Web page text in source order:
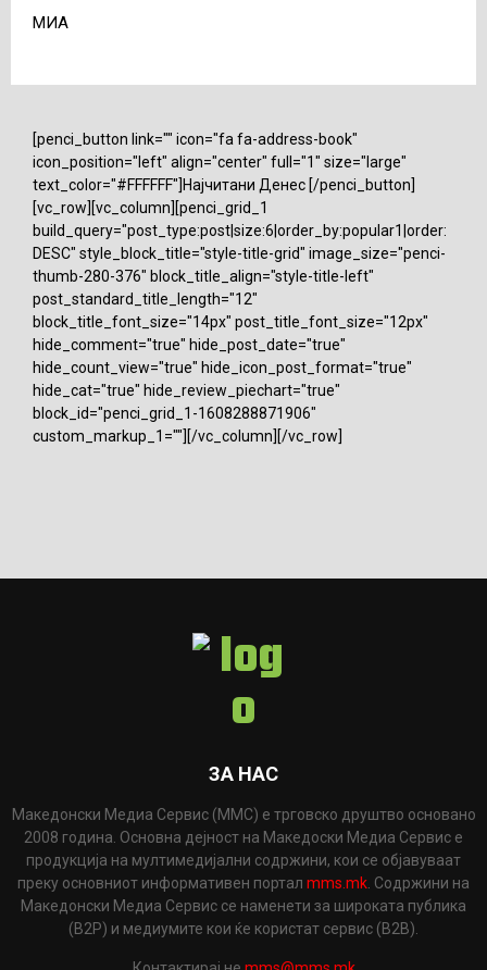
MИА
[penci_button link="" icon="fa fa-address-book"
icon_position="left" align="center" full="1" size="large"
text_color="#FFFFFF"]Најчитани Денес [/penci_button]
[vc_row][vc_column][penci_grid_1
build_query="post_type:post|size:6|order_by:popular1|order:
DESC" style_block_title="style-title-grid" image_size="penci-
thumb-280-376" block_title_align="style-title-left"
post_standard_title_length="12"
block_title_font_size="14px" post_title_font_size="12px"
hide_comment="true" hide_post_date="true"
hide_count_view="true" hide_icon_post_format="true"
hide_cat="true" hide_review_piechart="true"
block_id="penci_grid_1-1608288871906"
custom_markup_1=""][/vc_column][/vc_row]
ЗА НАС
Македонски Медиа Сервис (ММС) е трговско друштво основано
2008 година. Основна дејност на Македоски Медиа Сервис е
продукција на мултимедијални содржини, кои се објавуваат
преку основниот информативен портал mms.mk . Содржини на
Македонски Медиа Сервис се наменети за широката публика
(B2P) и медиумите кои ќе користат сервис (B2B).